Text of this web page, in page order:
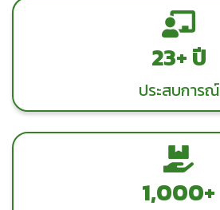
23+ ปี
ประสบการณ์
1,000 +